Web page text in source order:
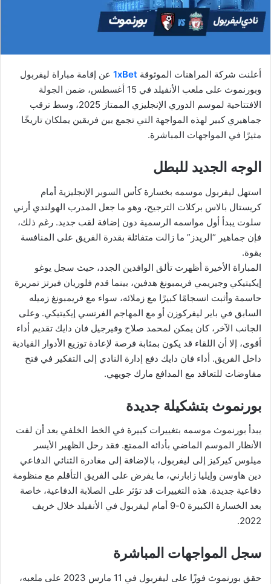
أعلنت شركة المراهنات الموثوقة 1xBet عن إقامة مباراة ليفربول
وبورنموث على ملعب الأنفيلد في 15 أغسطس، ضمن الجولة
الافتتاحية لموسم الدوري الإنجليزي الممتاز 2025، وسط ترقب
جماهيري كبير لهذه المواجهة التي تجمع بين فريقين يملكان تاريخًا
مثيرًا في المواجهات المباشرة.
الوجه الجديد للبطل
استهل ليفربول موسمه بخسارة كأس السوبر الإنجليزية أمام
كريستال بالاس بركلات الترجيح، وهو ما جعل المدرب الهولندي أرني
سلوت يبدأ أول مواسمه الرسمية دون إضافة لقب جديد. رغم ذلك،
فإن جماهير “الريدز” ما زالت متفائلة بقدرة الفريق على المنافسة
بقوة.
المباراة الأخيرة أظهرت تألق الوافدين الجدد، حيث سجل يوغو
إيكيتيكي وجيريمي فريمبونغ هدفين، بينما قدم فلوريان فيرتز تمريرة
حاسمة وأثبت انسجامًا كبيرًا مع زملائه، سواء مع فريمبونغ زميله
السابق في باير ليفركوزن أو مع المهاجم الفرنسي إيكيتيكي. وعلى
الجانب الآخر، كان يمكن لمحمد صلاح وفيرجيل فان دايك تقديم أداء
أقوى، إلا أن اللقاء قد يكون بمثابة فرصة لإعادة توزيع الأدوار القيادية
داخل الفريق. أداء فان دايك دفع إدارة النادي إلى التفكير في فتح
مفاوضات للتعاقد مع المدافع مارك جويهي.
بورنموث بتشكيلة جديدة
يبدأ بورنموث موسمه بتغييرات كبيرة في الخط الخلفي بعد أن لفت
الأنظار الموسم الماضي بأدائه الممتع. فقد رحل الظهير الأيسر
ميلوس كيركيز إلى ليفربول، بالإضافة إلى مغادرة الثنائي الدفاعي
دين هاوسن وإيليا زابارني، ما يفرض على الفريق التأقلم مع منظومة
دفاعية جديدة. هذه التغييرات قد تؤثر على الصلابة الدفاعية، خاصة
بعد الخسارة الكبيرة 0-9 أمام ليفربول في الأنفيلد خلال خريف
2022.
سجل المواجهات المباشرة
حقق بورنموث فوزًا على ليفربول في 11 مارس 2023 على ملعبه،